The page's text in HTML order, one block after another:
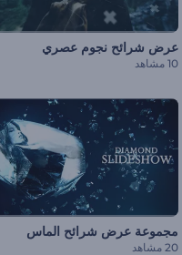
عرض شرائح نجوم عصري
10 مشاهد
مجموعة عرض شرائح الماس
20 مشاهد